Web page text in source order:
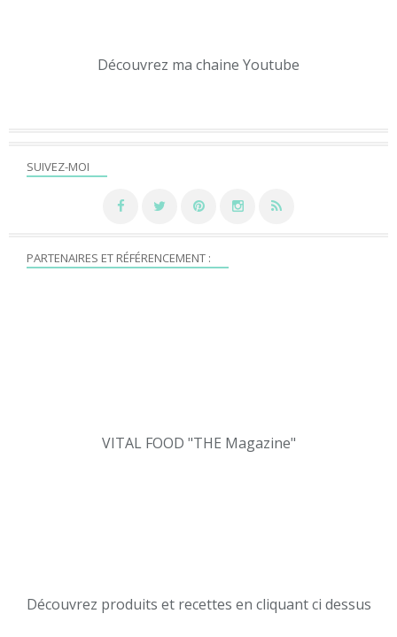
SUIVEZ-MOI
Découvrez ma chaine Youtube
PARTENAIRES ET RÉFÉRENCEMENT :
VITAL FOOD "THE Magazine"
Découvrez produits et recettes en cliquant ci dessus